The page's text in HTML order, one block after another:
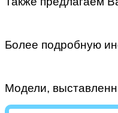
Более подробную
Модели,